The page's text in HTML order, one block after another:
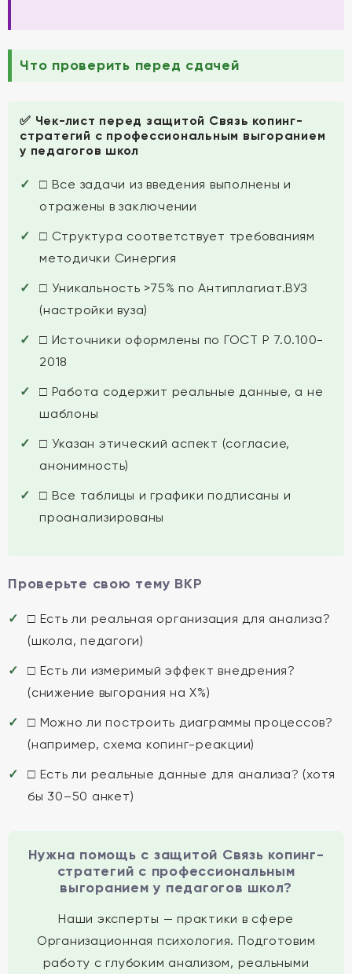
Что проверить перед сдачей
✅ Чек-лист перед защитой Связь копинг-
стратегий с профессиональным выгоранием
у педагогов школ
□ Все задачи из введения выполнены и
отражены в заключении
□ Структура соответствует требованиям
методички Синергия
□ Уникальность >75% по Антиплагиат.ВУЗ
(настройки вуза)
□ Источники оформлены по ГОСТ Р 7.0.100-
2018
□ Работа содержит реальные данные, а не
шаблоны
□ Указан этический аспект (согласие,
анонимность)
□ Все таблицы и графики подписаны и
проанализированы
Проверьте свою тему ВКР
□ Есть ли реальная организация для анализа?
(школа, педагоги)
□ Есть ли измеримый эффект внедрения?
(снижение выгорания на X%)
□ Можно ли построить диаграммы процессов?
(например, схема копинг-реакции)
□ Есть ли реальные данные для анализа? (хотя
бы 30–50 анкет)
Нужна помощь с защитой Связь копинг-
стратегий с профессиональным
выгоранием у педагогов школ?
Наши эксперты — практики в сфере
Организационная психология. Подготовим
работу с глубоким анализом, реальными